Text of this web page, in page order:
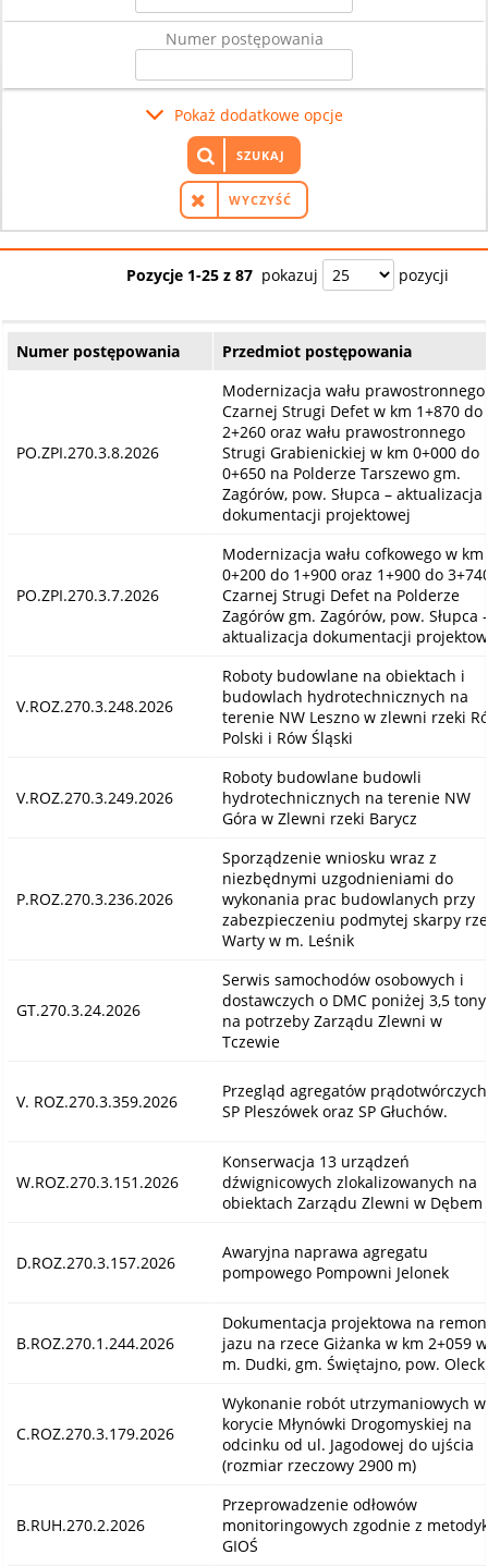
Numer postępowania
Pokaż dodatkowe opcje
WYCZYŚĆ
SZUKAJ
Pozycje 1-25 z 87 pokazuj pozycji
Numer postępowania Przedmiot postępowania
PO.ZPI.270.3.8.2026
Modernizacja wału prawostronnego
Czarnej Strugi Defet w km 1+870 do
2+260 oraz wału prawostronnego
Strugi Grabienickiej w km 0+000 do
0+650 na Polderze Tarszewo gm.
Zagórów, pow. Słupca – aktualizacja
dokumentacji projektowej
PO.ZPI.270.3.7.2026
Modernizacja wału cofkowego w km
0+200 do 1+900 oraz 1+900 do
Czarnej Strugi Defet na Polderze
Zagórów gm. Zagórów, pow. Słupca
aktualizacja dokumentacji
V.ROZ.270.3.248.2026
Roboty budowlane na obiektach i
budowlach hydrotechnicznych na
terenie NW Leszno w zlewni rzeki
Polski i Rów Śląski
V.ROZ.270.3.249.2026
Roboty budowlane budowli
hydrotechnicznych na terenie NW
Góra w Zlewni rzeki Barycz
P.ROZ.270.3.236.2026
Sporządzenie wniosku wraz z
niezbędnymi uzgodnieniami do
wykonania prac budowlanych przy
zabezpieczeniu podmytej skarpy
Warty w m. Leśnik
GT.270.3.24.2026
Serwis samochodów osobowych i
dostawczych o DMC poniżej 3,5 tony
na potrzeby Zarządu Zlewni w
Tczewie
V. ROZ.270.3.359.2026
Przegląd agregatów prądotwórczych
SP Pleszówek oraz SP Głuchów.
W.ROZ.270.3.151.2026
Konserwacja 13 urządzeń
dźwignicowych zlokalizowanych na
obiektach Zarządu Zlewni w Dębem
D.ROZ.270.3.157.2026
Awaryjna naprawa agregatu
pompowego Pompowni Jelonek
B.ROZ.270.1.244.2026
Dokumentacja projektowa na
jazu na rzece Giżanka w km 2+059 w
m. Dudki, gm. Świętajno, pow. Olecki
C.ROZ.270.3.179.2026
Wykonanie robót utrzymaniowych w
korycie Młynówki Drogomyskiej na
odcinku od ul. Jagodowej do ujścia
(rozmiar rzeczowy 2900 m)
B.RUH.270.2.2026
Przeprowadzenie odłowów
monitoringowych zgodnie z
GIOŚ